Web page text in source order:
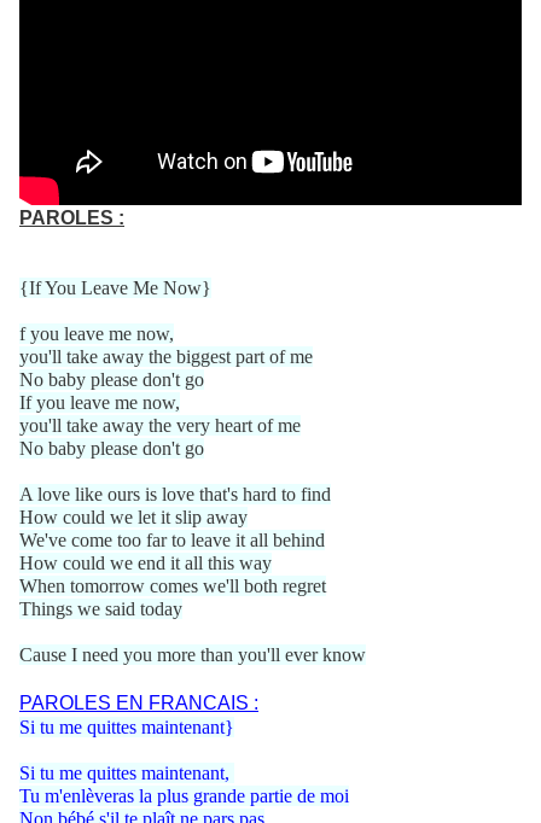
PAROLES :
{If You Leave Me Now}
f you leave me now,
you'll take away the biggest part of me
No baby please don't go
If you leave me now,
you'll take away the very heart of me
No baby please don't go
A love like ours is love that's hard to find
How could we let it slip away
We've come too far to leave it all behind
How could we end it all this way
When tomorrow comes we'll both regret
Things we said today
Cause I need you more than you'll ever know
PAROLES EN FRANCAIS :
Si tu me quittes maintenant}
Si tu me quittes maintenant,
Tu m'enlèveras la plus grande partie de moi